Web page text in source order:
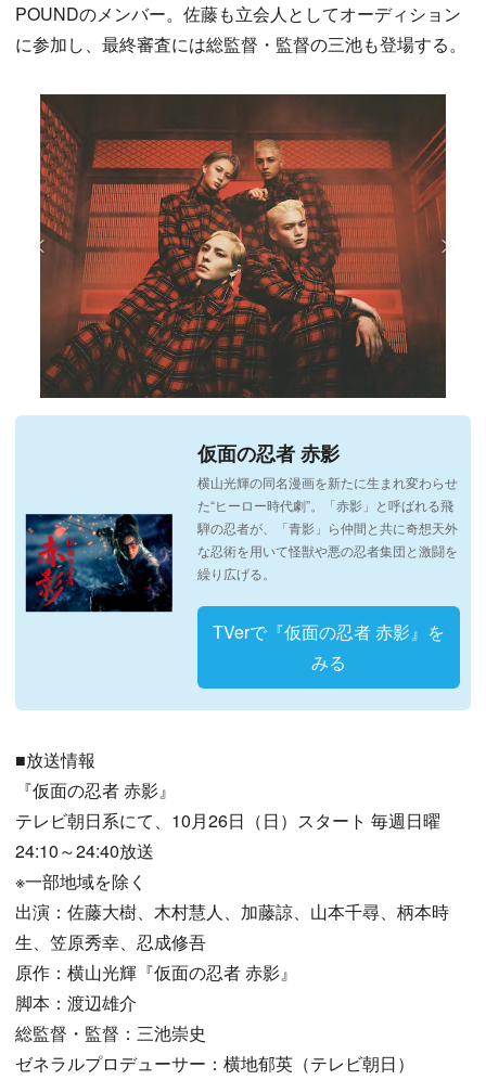
POUNDのメンバー。佐藤も立会人としてオーディション
に参加し、最終審査には総監督・監督の三池も登場する。
仮面の忍者 赤影
横山光輝の同名漫画を新たに生まれ変わらせ
た“ヒーロー時代劇”。「赤影」と呼ばれる飛
騨の忍者が、「青影」ら仲間と共に奇想天外
な忍術を用いて怪獣や悪の忍者集団と激闘を
繰り広げる。
TVerで『仮面の忍者 赤影』を
みる
■放送情報
『仮面の忍者 赤影』
テレビ朝日系にて、10月26日（日）スタート 毎週日曜
24:10～24:40放送
※一部地域を除く
出演：佐藤大樹、木村慧人、加藤諒、山本千尋、柄本時
生、笠原秀幸、忍成修吾
原作：横山光輝『仮面の忍者 赤影』
脚本：渡辺雄介
総監督・監督：三池崇史
ゼネラルプロデューサー：横地郁英（テレビ朝日）